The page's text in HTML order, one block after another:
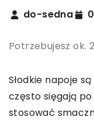
do-sedna
Potrzebujesz ok.
Słodkie napoje
często sięgają
stosować